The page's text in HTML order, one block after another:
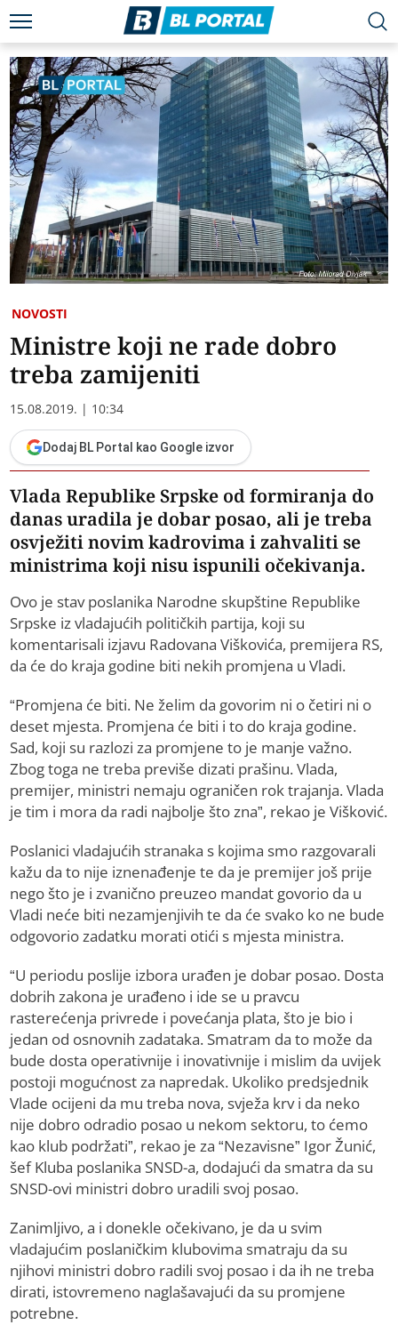
NOVOSTI
Ministre koji ne rade dobro
treba zamijeniti
15.08.2019. | 10:34
Dodaj BL Portal kao Google izvor
Vlada Republike Srpske od formiranja do
danas uradila je dobar posao, ali je treba
osvježiti novim kadrovima i zahvaliti se
ministrima koji nisu ispunili očekivanja.
Ovo je stav poslanika Narodne skupštine Republike
Srpske iz vladajućih političkih partija, koji su
komentarisali izjavu Radovana Viškovića, premijera RS,
da će do kraja godine biti nekih promjena u Vladi.
“Promjena će biti. Ne želim da govorim ni o četiri ni o
deset mjesta. Promjena će biti i to do kraja godine.
Sad, koji su razlozi za promjene to je manje važno.
Zbog toga ne treba previše dizati prašinu. Vlada,
premijer, ministri nemaju ograničen rok trajanja. Vlada
je tim i mora da radi najbolje što zna”, rekao je Višković.
Poslanici vladajućih stranaka s kojima smo razgovarali
kažu da to nije iznenađenje te da je premijer još prije
nego što je i zvanično preuzeo mandat govorio da u
Vladi neće biti nezamjenjivih te da će svako ko ne bude
odgovorio zadatku morati otići s mjesta ministra.
“U periodu poslije izbora urađen je dobar posao. Dosta
dobrih zakona je urađeno i ide se u pravcu
rasterećenja privrede i povećanja plata, što je bio i
jedan od osnovnih zadataka. Smatram da to može da
bude dosta operativnije i inovativnije i mislim da uvijek
postoji mogućnost za napredak. Ukoliko predsjednik
Vlade ocijeni da mu treba nova, svježa krv i da neko
nije dobro odradio posao u nekom sektoru, to ćemo
kao klub podržati”, rekao je za “Nezavisne” Igor Žunić,
šef Kluba poslanika SNSD-a, dodajući da smatra da su
SNSD-ovi ministri dobro uradili svoj posao.
Zanimljivo, a i donekle očekivano, je da u svim
vladajućim poslaničkim klubovima smatraju da su
njihovi ministri dobro radili svoj posao i da ih ne treba
dirati, istovremeno naglašavajući da su promjene
potrebne.